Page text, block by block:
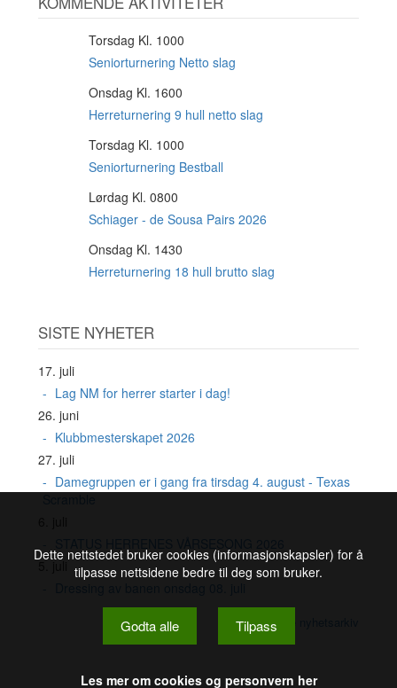
Torsdag Kl. 1000
Seniorturnering Netto slag
Onsdag Kl. 1600
Herreturnering 9 hull netto slag
Torsdag Kl. 1000
Seniorturnering Bestball
Lørdag Kl. 0800
Schiager - de Sousa Pairs 2026
Onsdag Kl. 1430
Herreturnering 18 hull brutto slag
SISTE NYHETER
17. juli
Lag NM for herrer starter i dag!
26. juni
Klubbmesterskapet 2026
27. juli
Damegruppen er i gang fra tirsdag 4. august - Texas
5. juli
Dette nettstedet bruker cookies (informasjonskapsler) for å
tilpasse nettsidene bedre til deg som bruker.
Godta alle Tilpass
Les mer om cookies og personvern her